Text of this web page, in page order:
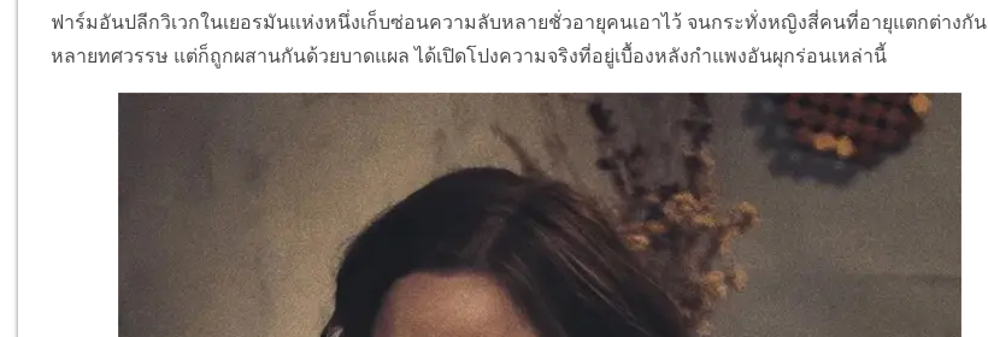
ฟาร์มอันปลีกวิเวกในเยอรมันแห่งหนึ่งเก็บซ่อนความลับหลายชั่วอายุคนเอาไว้ จนกระทั่งหญิงสี่คนที่อายุแตกต่างกัน
หลายทศวรรษ แต่ก็ถูกผสานกันด้วยบาดแผล ได้เปิดโปงความจริงที่อยู่เบื้องหลังกำแพงอันผุกร่อนเหล่านี้